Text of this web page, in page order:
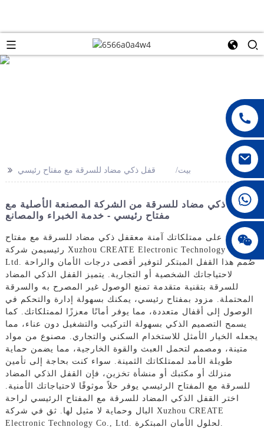
جيني010678
>> بيت قفل ذكي مضاد للسرقة مع مفتاح رئيسي
قفل ذكي مضاد للسرقة من الشركة المصنعة الأصلية مع
مفتاح رئيسي - خدمة الخبراء والمصانع
حافظ على ممتلكاتك آمنة معقفل ذكي مضاد للسرقة مع مفتاح
رئيسيمن شركة Xuzhou CREATE Electronic Technology Co.,
Ltd. صُمم هذا القفل المبتكر لتوفير أقصى درجات الأمان والراحة
لاحتياجاتك الشخصية أو التجارية. يتميز القفل الذكي المضاد
للسرقة بتقنية متقدمة تمنع الوصول غير المصرح به والسرقة
المحتملة. مزود بمفتاح رئيسي، يمكنك بسهولة إدارة والتحكم في
الوصول إلى أقفال متعددة، مما يوفر أمانًا معززًا لممتلكاتك. كما
يسمح التصميم الذكي بسهولة التركيب والتشغيل دون عناء، مما
يجعله الخيار الأمثل للاستخدام السكني والتجاري. مصنوع من مواد
متينة، ومصمم لتحمل العبث والقوة الخارجية، مما يضمن حماية
طويلة الأمد لممتلكاتك الثمينة. سواء كنت بحاجة إلى تأمين
منزلك أو مكتبك أو منشأة تخزين، فإن القفل الذكي المضاد
للسرقة مع المفتاح الرئيسي يوفر حلاً موثوقًا لاحتياجاتك الأمنية.
اختر القفل الذكي المضاد للسرقة مع المفتاح الرئيسي لراحة
البال وحماية لا مثيل لها. ثق في شركة Xuzhou CREATE